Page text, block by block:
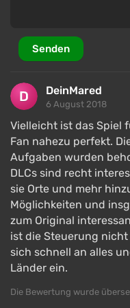
Mod-Download-
Detailgenauigkeit
Niveau gehoben,
Überarbeitung
Das Spiel nutzt alle
oder der Konsole
Grafikspeicher.
Das
Verbesserungen
nicht mehr so
Besonderheiten
Skyrim Special
Senden
DeinMared
6 August 2018
Vielleicht ist das Spiel
Fan nahezu perfekt.
Aufgaben wurden
DLCs sind recht
sie Orte und mehr
Möglichkeiten und
zum Original
ist die Steuerung
sich schnell an alles
Länder ein.
Die Bewertung wurde